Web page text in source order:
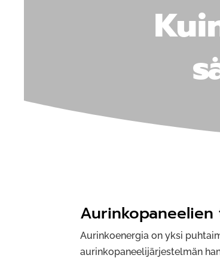
Aurinkoenergia on yksi
aurinkopaneelijärjestelmän